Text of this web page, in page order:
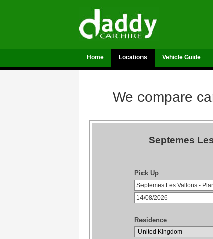
Home Locations Vehicle Guide
We compare
Septemes
Pick Up
Residence